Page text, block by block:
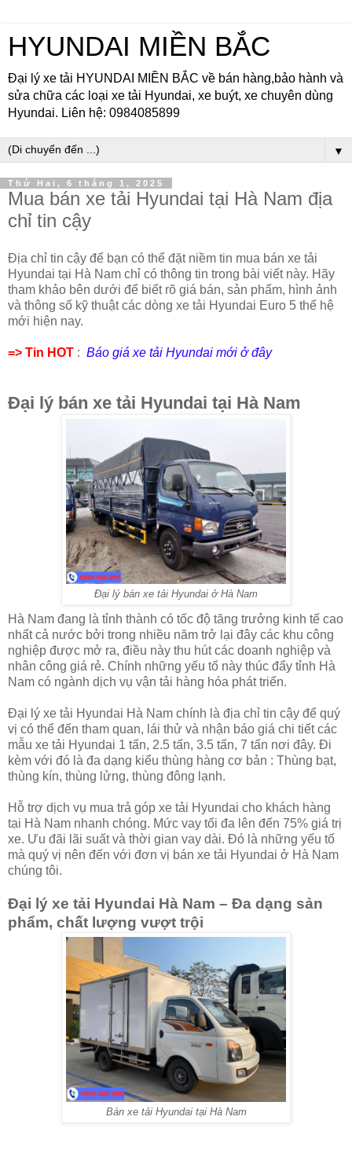
HYUNDAI MIỀN BẮC
Đại lý xe tải HYUNDAI MIỀN BẮC về bán hàng,bảo hành và
sửa chữa các loại xe tải Hyundai, xe buýt, xe chuyên dùng
Hyundai. Liên hệ: 0984085899
▼
Thứ Hai, 6 tháng 1, 2025
Mua bán xe tải Hyundai tại Hà Nam địa
chỉ tin cậy
Địa chỉ tin cậy để bạn có thể đặt niềm tin mua bán xe tải
Hyundai tại Hà Nam chỉ có thông tin trong bài viết này. Hãy
tham khảo bên dưới để biết rõ giá bán, sản phẩm, hình ảnh
và thông số kỹ thuật các dòng xe tải Hyundai Euro 5 thế hệ
mới hiện nay.
=> Tin HOT : Báo giá xe tải Hyundai mới ở đây
Đại lý bán xe tải Hyundai tại Hà Nam
Đại lý bán xe tải Hyundai ở Hà Nam
Hà Nam đang là tỉnh thành có tốc độ tăng trưởng kinh tế cao
nhất cả nước bởi trong nhiều năm trở lại đây các khu công
nghiệp được mở ra, điều này thu hút các doanh nghiệp và
nhân công giá rẻ. Chính những yếu tố này thúc đẩy tỉnh Hà
Nam có ngành dịch vụ vận tải hàng hóa phát triển.
Đại lý xe tải Hyundai Hà Nam chính là địa chỉ tin cậy để quý
vị có thể đến tham quan, lái thử và nhận báo giá chi tiết các
mẫu xe tải Hyundai 1 tấn, 2.5 tấn, 3.5 tấn, 7 tấn nơi đây. Đi
kèm với đó là đa dạng kiểu thùng hàng cơ bản : Thùng bạt,
thùng kín, thùng lửng, thùng đông lạnh.
Hỗ trợ dịch vụ mua trả góp xe tải Hyundai cho khách hàng
tại Hà Nam nhanh chóng. Mức vay tối đa lên đến 75% giá trị
xe. Ưu đãi lãi suất và thời gian vay dài. Đó là những yếu tố
mà quý vị nên đến với đơn vị bán xe tải Hyundai ở Hà Nam
chúng tôi.
Đại lý xe tải Hyundai Hà Nam – Đa dạng sản
phẩm, chất lượng vượt trội
Bán xe tải Hyundai tại Hà Nam